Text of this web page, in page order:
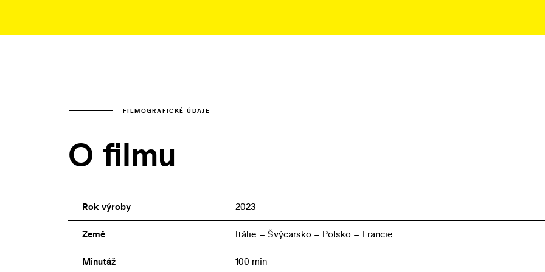
FILMOGRAFICKÉ ÚDAJE
O filmu
Rok výroby 2023
Země Itálie – Švýcarsko – Polsko – Francie
Minutáž 100 min